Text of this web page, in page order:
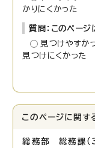
かりにくかった
質問：このペー
見つけやすか
見つけにくかった
このページに関す
総務部 総務課（3